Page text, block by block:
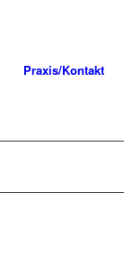
Praxis/Kontakt